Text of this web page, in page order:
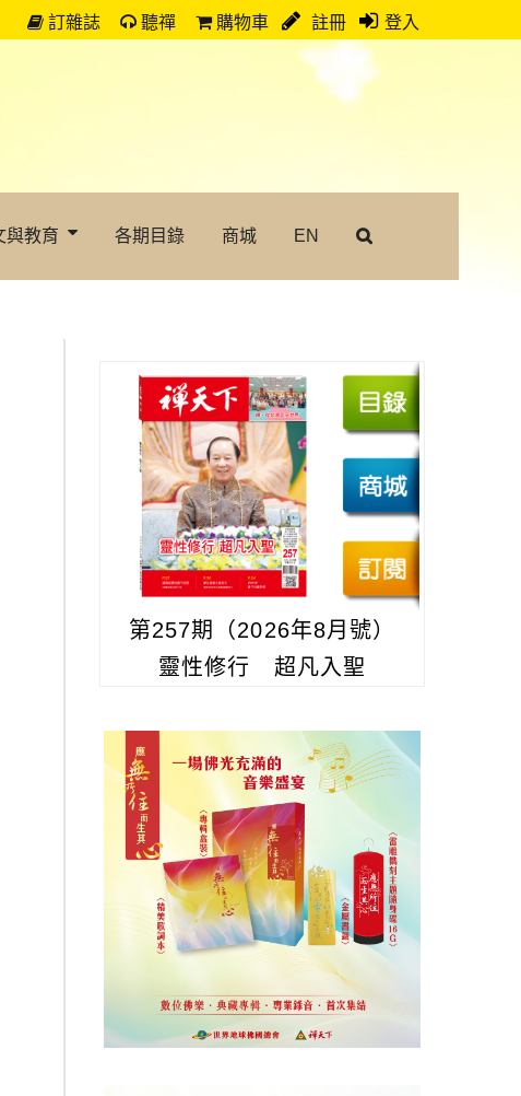
訂雜誌 聽禪 購物車 註冊 登入
與教育 各期目錄 商城 EN
第257期（2026年8月號）
靈性修行 超凡入聖